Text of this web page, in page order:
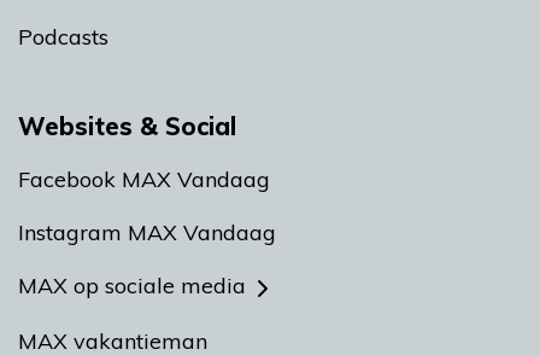
Podcasts
Websites & Social
Facebook MAX Vandaag
Instagram MAX Vandaag
MAX op sociale media
MAX vakantieman